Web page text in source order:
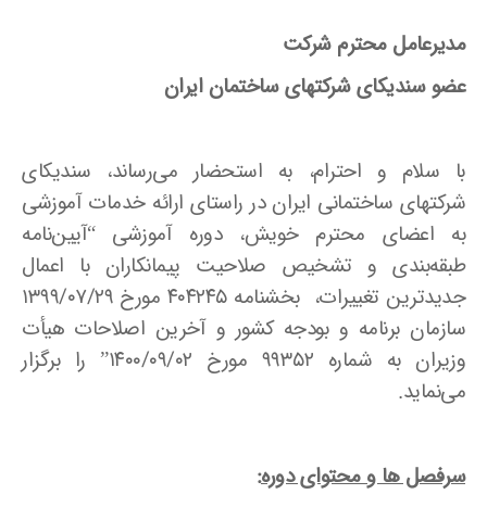
مدیرعامل محترم شرکت
عضو سندیکای شرکتهای ساختمان ایران
با سلام و احترام، به استحضار می‌رساند، سندیکای
شرکتهای ساختمانی ایران در راستای ارائه خدمات آموزشی
به اعضای محترم خویش، دوره آموزشی “آیین‌نامه
طبقه‌بندی و تشخیص صلاحیت پیمانکاران با اعمال
جدیدترین تغییرات، بخشنامه ۴۰۴۲۴۵ مورخ ۱۳۹۹/۰۷/۲۹
سازمان برنامه و بودجه کشور و آخرین اصلاحات هیأت
وزیران به شماره ۹۹۳۵۲ مورخ ۱۴۰۰/۰۹/۰۲” را برگزار
می‌نماید.
سرفصل ها و محتوای دوره: